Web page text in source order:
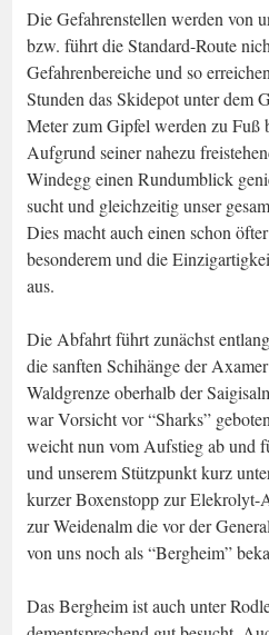
Die Gefahrenstellen werden von
bzw. führt die Standard-Route
Gefahrenbereiche und so
Stunden das Skidepot unter dem
Meter zum Gipfel werden zu Fuß
Aufgrund seiner nahezu
Windegg einen Rundumblick
sucht und gleichzeitig unser
Dies macht auch einen schon
besonderem und die
aus.
Die Abfahrt führt zunächst
die sanften Schihänge der
Waldgrenze oberhalb der
war Vorsicht vor “Sharks”
weicht nun vom Aufstieg ab und
und unserem Stützpunkt kurz
kurzer Boxenstopp zur Elekrolyt-
zur Weidenalm die vor der
von uns noch als “Bergheim”
Das Bergheim ist auch unter